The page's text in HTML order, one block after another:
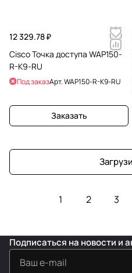
12 329.78 ₽
Cisco Точка доступа WAP150-
R-K9-RU
Под заказАрт.WAP150-R-K9-RU
Заказать
1 2 3
Подписаться на новости и